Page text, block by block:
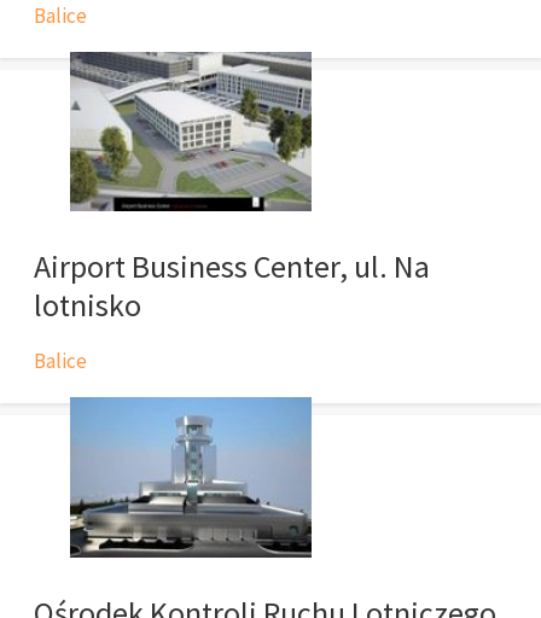
Balice
Airport Business Center, ul. Na
lotnisko
Balice